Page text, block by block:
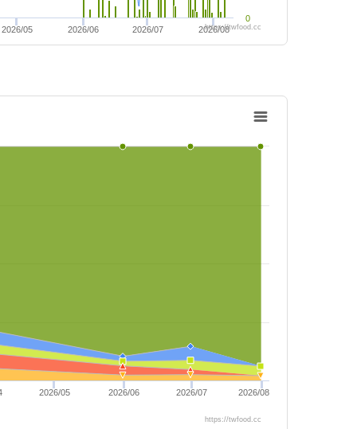
2026/05 2026/06 2026/07 2026/08
0
https://twfood.cc
2026/05 2026/06 2026/07 2026/08
https://twfood.cc